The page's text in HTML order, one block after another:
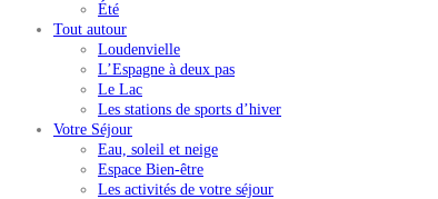
Été
Tout autour
Loudenvielle
L’Espagne à deux pas
Le Lac
Les stations de sports d’hiver
Votre Séjour
Eau, soleil et neige
Espace Bien-être
Les activités de votre séjour